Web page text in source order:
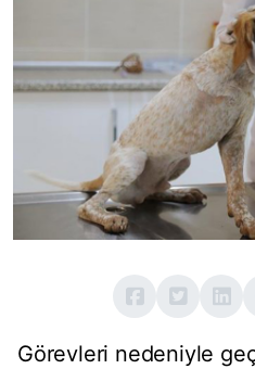
Görevleri nedeniyle